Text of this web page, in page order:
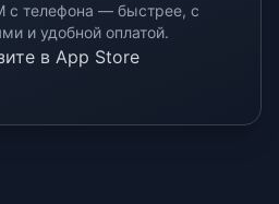
с телефона — быстрее, с
и удобной оплатой.